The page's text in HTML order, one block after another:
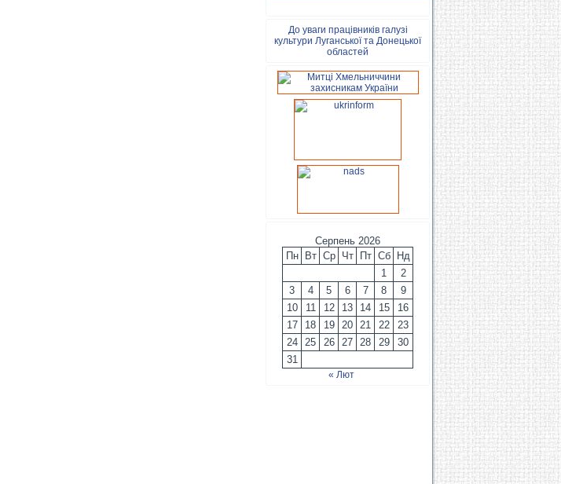
До уваги працівників галузі
культури Луганської та Донецької
областей
Серпень 2026
Пн
Вт Ср Чт Пт Сб
Нд
1
2
3
4 5 6 7 8
9
10
11 12 13 14 15
16
17
18 19 20 21 22
23
24
25 26 27 28 29
30
31
« Лют